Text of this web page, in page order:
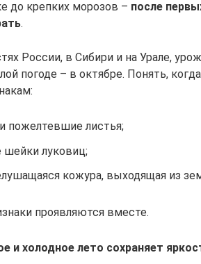
до крепких морозов – после
.
России, в Сибири и на Урале,
погоде – в октябре. Понять,
пожелтевшие листья;
шейки луковиц;
кожура, выходящая из
проявляются вместе.
и холодное лето сохраняет